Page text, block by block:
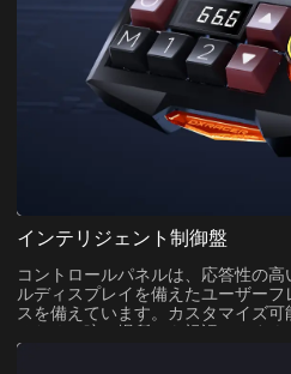
インテリジェント制御盤
コントロールパネルは、応答性の
ルディスプレイを備えたユーザー
スを備えています。カスタマイズ
るため、暗い場所でも視認しやす
ます。ボタンをクリックするだけで